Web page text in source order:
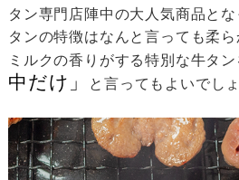
タン専門店陣中の大人気商品と
タンの特徴はなんと言っても柔
ミルクの香りがする特別な牛タ
中だけ」
と言ってもよいでしょ